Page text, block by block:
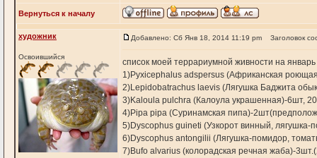
Вернуться к началу
художник
Освоившийся
Добавлено: Сб Янв 18, 2014 11:19 pm Заголовок
список моей террариумной живности на январь
1)Pyxicephalus adspersus (Африканская
2)Lepidobatrachus laevis (Лягушка Баджита
3)Kaloula pulchra (Калоула украшенная)-6шт,
4)Pipa pipa (Суринамская пипа)-
5)Dyscophus guineti (Узкорот винный,
6)Dyscophus antongilii (Лягушка-помидор,
7)Bufo alvarius (колорадская речная жаба)-